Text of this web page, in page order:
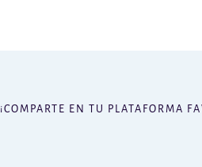
¡COMPARTE EN TU PLATAFORMA